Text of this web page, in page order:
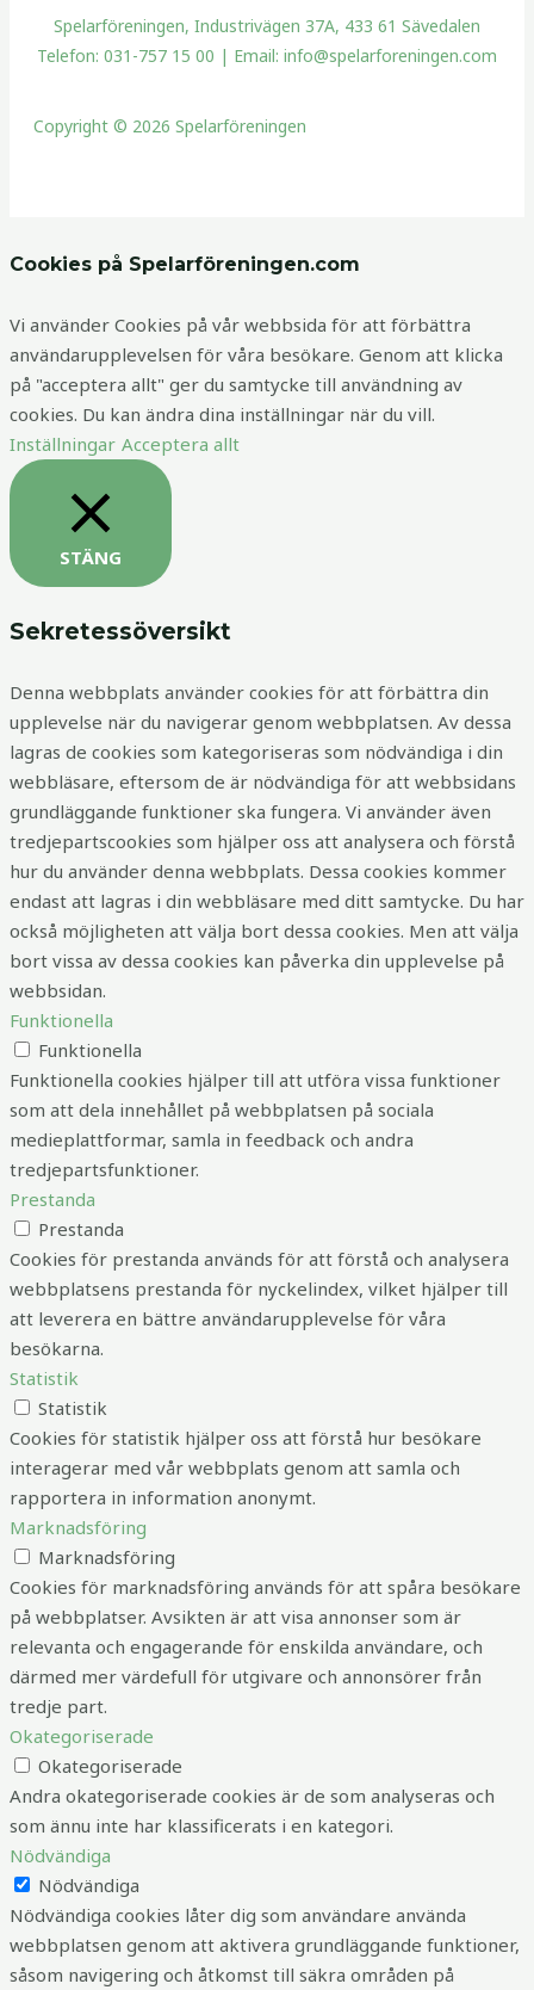
Spelarföreningen, Industrivägen 37A, 433 61 Sävedalen
Telefon: 031-757 15 00 | Email: info@spelarforeningen.com
Copyright © 2026 Spelarföreningen
Cookies på Spelarföreningen.com
Vi använder Cookies på vår webbsida för att förbättra
användarupplevelsen för våra besökare. Genom att klicka
på "acceptera allt" ger du samtycke till användning av
cookies. Du kan ändra dina inställningar när du vill.
Inställningar Acceptera allt
STÄNG
Sekretessöversikt
Denna webbplats använder cookies för att förbättra din
upplevelse när du navigerar genom webbplatsen. Av dessa
lagras de cookies som kategoriseras som nödvändiga i din
webbläsare, eftersom de är nödvändiga för att webbsidans
grundläggande funktioner ska fungera. Vi använder även
tredjepartscookies som hjälper oss att analysera och förstå
hur du använder denna webbplats. Dessa cookies kommer
endast att lagras i din webbläsare med ditt samtycke. Du har
också möjligheten att välja bort dessa cookies. Men att välja
bort vissa av dessa cookies kan påverka din upplevelse på
webbsidan.
Funktionella
Funktionella
Funktionella cookies hjälper till att utföra vissa funktioner
som att dela innehållet på webbplatsen på sociala
medieplattformar, samla in feedback och andra
tredjepartsfunktioner.
Prestanda
Prestanda
Cookies för prestanda används för att förstå och analysera
webbplatsens prestanda för nyckelindex, vilket hjälper till
att leverera en bättre användarupplevelse för våra
besökarna.
Statistik
Statistik
Cookies för statistik hjälper oss att förstå hur besökare
interagerar med vår webbplats genom att samla och
rapportera in information anonymt.
Marknadsföring
Marknadsföring
Cookies för marknadsföring används för att spåra besökare
på webbplatser. Avsikten är att visa annonser som är
relevanta och engagerande för enskilda användare, och
därmed mer värdefull för utgivare och annonsörer från
tredje part.
Okategoriserade
Okategoriserade
Andra okategoriserade cookies är de som analyseras och
som ännu inte har klassificerats i en kategori.
Nödvändiga
Nödvändiga
Nödvändiga cookies låter dig som användare använda
webbplatsen genom att aktivera grundläggande funktioner,
såsom navigering och åtkomst till säkra områden på